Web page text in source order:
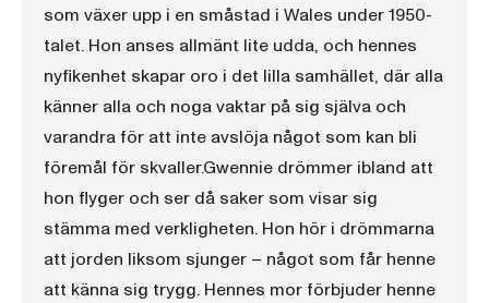
som växer upp i en småstad i Wales under 1950-
talet. Hon anses allmänt lite udda, och hennes
nyfikenhet skapar oro i det lilla samhället, där alla
känner alla och noga vaktar på sig själva och
varandra för att inte avslöja något som kan bli
föremål för skvaller.Gwennie drömmer ibland att
hon flyger och ser då saker som visar sig
stämma med verkligheten. Hon hör i drömmarna
att jorden liksom sjunger – något som får henne
att känna sig trygg. Hennes mor förbjuder henne